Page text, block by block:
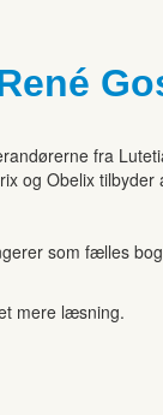
fra
og Obelix
som fælles
mere læsning.